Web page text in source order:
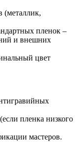
(металлик,
пленок –
и внешних
цвет
пленка низкого
мастеров.